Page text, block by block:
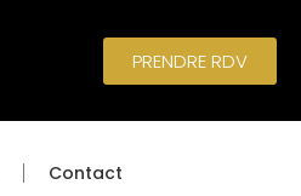
PRENDRE RDV
Contact